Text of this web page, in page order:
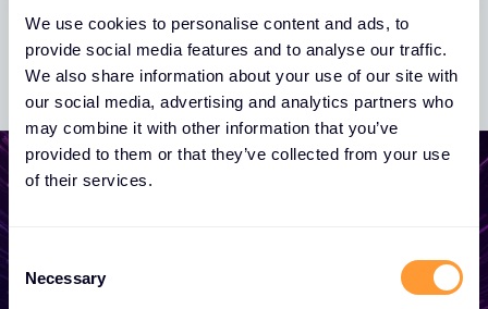
We use cookies to personalise content and ads, to
provide social media features and to analyse our traffic.
We also share information about your use of our site with
our social media, advertising and analytics partners who
may combine it with other information that you’ve
provided to them or that they’ve collected from your use
of their services.
C
NecessaryIniziate a far crescere la